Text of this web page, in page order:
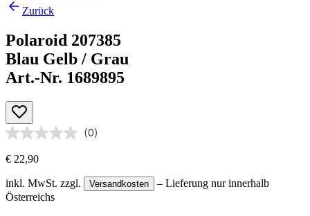
Zurück
Polaroid 207385
Blau Gelb / Grau
Art.-Nr. 1689895
(0)
€ 22,90
inkl. MwSt. zzgl. Versandkosten
– Lieferung nur innerhalb
Österreichs